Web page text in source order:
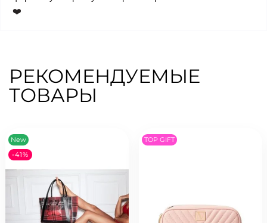
❤️
РЕКОМЕНДУЕМЫЕ
ТОВАРЫ
New
-41%
TOP GIFT